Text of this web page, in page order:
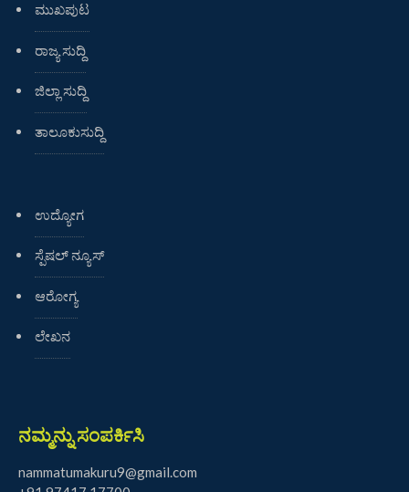
ಮುಖಪುಟ
ರಾಜ್ಯ ಸುದ್ದಿ
ಜಿಲ್ಲಾ ಸುದ್ದಿ
ತಾಲೂಕುಸುದ್ದಿ
ಉದ್ಯೋಗ
ಸ್ಪೆಷಲ್ ನ್ಯೂಸ್
ಆರೋಗ್ಯ
ಲೇಖನ
ನಮ್ಮನ್ನು ಸಂಪರ್ಕಿಸಿ
nammatumakuru9@gmail.com